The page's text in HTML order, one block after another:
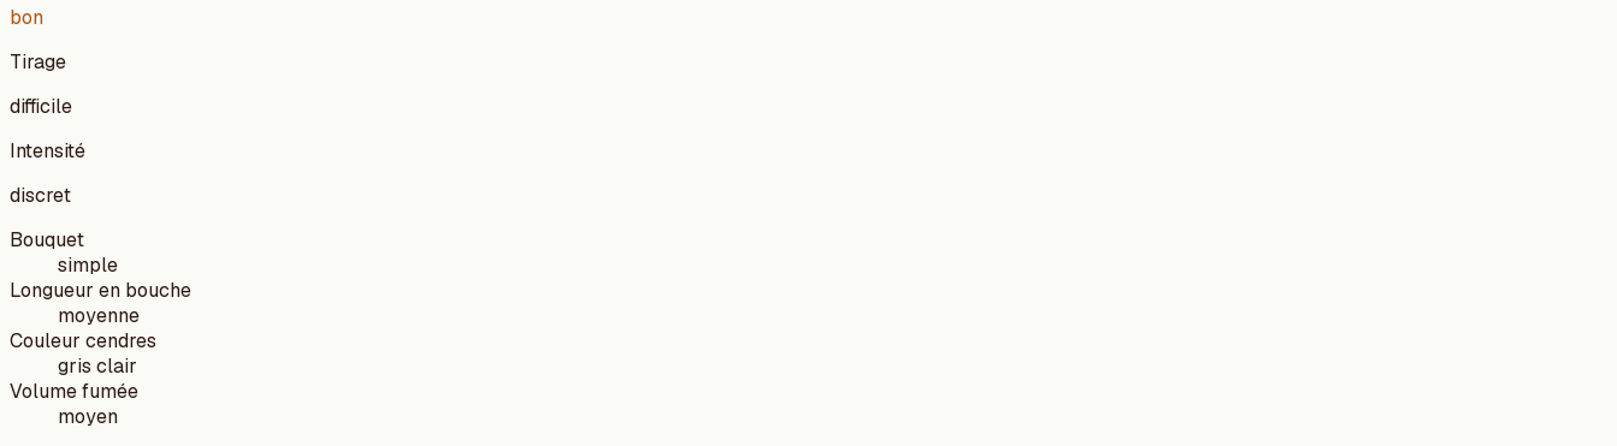
bon
Tirage
difficile
Intensité
discret
Bouquet
simple
Longueur en bouche
moyenne
Couleur cendres
gris clair
Volume fumée
moyen